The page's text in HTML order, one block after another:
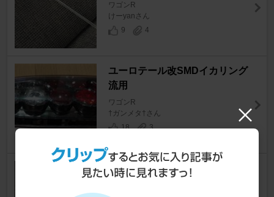
ワゴンR
けーyanさん
9
4
ユーロテール改SMDイカリング
流用
ワゴンR
†ガンメタ†さん
18
3
ハイマウントインナーブラック